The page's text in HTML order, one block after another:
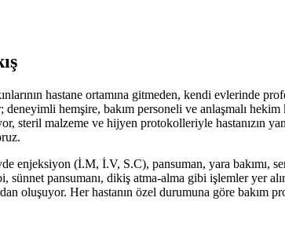
hastane ortamına gitmeden, kendi evlerinde
hemşire, bakım personeli ve anlaşmalı hekim
steril malzeme ve hijyen protokolleriyle hastanızın
enjeksiyon (İ.M, İ.V, S.C), pansuman, yara bakımı,
sünnet pansumanı, dikiş atma-alma gibi işlemler yer
oluşuyor. Her hastanın özel durumuna göre bakım